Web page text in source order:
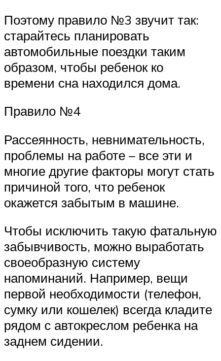
Поэтому правило №3 звучит так:
старайтесь планировать
автомобильные поездки таким
образом, чтобы ребенок ко
времени сна находился дома.
Правило №4
Рассеянность, невнимательность,
проблемы на работе – все эти и
многие другие факторы могут стать
причиной того, что ребенок
окажется забытым в машине.
Чтобы исключить такую фатальную
забывчивость, можно выработать
своеобразную систему
напоминаний. Например, вещи
первой необходимости (телефон,
сумку или кошелек) всегда кладите
рядом с автокреслом ребенка на
заднем сидении.